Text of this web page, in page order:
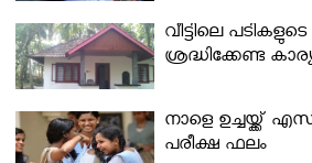
വീട്ടിലെ
ശ്രദ്ധിക്കേണ്ട
നാളെ
പരീക്ഷ ഫലം